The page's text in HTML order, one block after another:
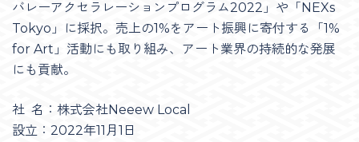
バレーアクセラレーションプログラム2022」や「NEXs
Tokyo」に採択。売上の1%をアート振興に寄付する「1%
for Art」活動にも取り組み、アート業界の持続的な発展
にも貢献。
社 名：株式会社Neeew Local
設立：2022年11月1日